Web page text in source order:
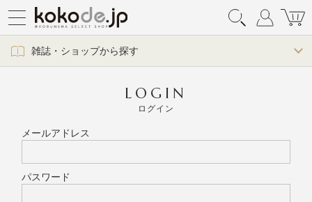
雑誌・ショップから探す
LOGIN
ログイン
メールアドレス
パスワード